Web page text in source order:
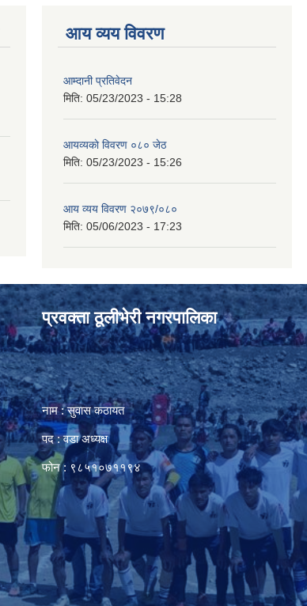
आय व्यय विवरण
आम्दानी प्रतिवेदन
मिति: 05/23/2023 - 15:28
आयव्यकाे विवरण ०८० जेठ
मिति: 05/23/2023 - 15:26
आय व्यय विवरण २०७९/०८०
मिति: 05/06/2023 - 17:23
प्रवक्ता ठूलीभेरी नगरपालिका
नाम : सुवास कठायत
पद : वडा अध्यक्ष
फोन : ९८५१०७११९४